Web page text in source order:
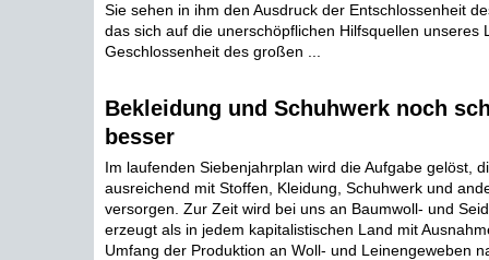
Sie sehen in ihm den Ausdruck der Entschlossenheit
das sich auf die unerschöpflichen Hilfsquellen unseres
Geschlossenheit des großen ...
Bekleidung und Schuhwerk noch
besser
Im laufenden Siebenjahrplan wird die Aufgabe gelöst,
ausreichend mit Stoffen, Kleidung, Schuhwerk und
versorgen. Zur Zeit wird bei uns an Baumwoll- und
erzeugt als in jedem kapitalistischen Land mit
Umfang der Produktion an Woll- und Leinengeweben